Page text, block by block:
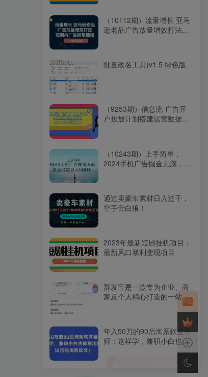
（10112期）流量增长 亚马
逊老品广告放量增效打法，
批量改名工具)v1.5 绿色版
（9253期）信息流-广告开
户投放计划搭建运营数据优
（10243期）上手简单，
2024手机广告掘金无脑，管
通过卖豪车素材日入过千，
空手套白狼！
2023年最新短剧挂机项目：
最新风口暴利变现项目
群发宝是一款专为企业、商
家及个人精心打造的一站式
年入50万的90后淘系软文导
师：这样学，兼职小白也能
写出月收过万的淘系软文!